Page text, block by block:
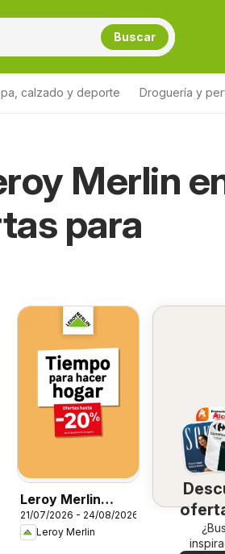
Buscar
calzado y deporte Droguería y
Merlin
para
Leroy Merlin
Catálogo
21/07/2026 - 24/08/2026
Leroy Merlin
su